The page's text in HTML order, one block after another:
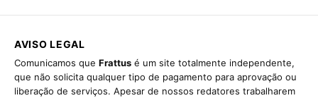
AVISO LEGAL
Comunicamos que Frattus é um site totalmente independente,
que não solicita qualquer tipo de pagamento para aprovação ou
liberação de serviços. Apesar de nossos redatores trabalharem